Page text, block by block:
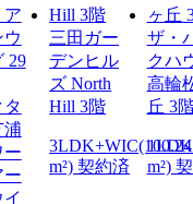
浦
ー
三田ガー
デンヒル
ズ North
Hill 3階
3LDK+WIC(100.24
m²) 契約済
ザ・
クハ
高輪
丘 3
m²)